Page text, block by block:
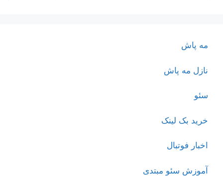
مه پاش
نازل مه پاش
سئو
خرید بک لینک
اخبار فوتبال
آموزش سئو مبتدی